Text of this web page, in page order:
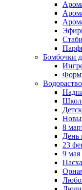
Бомбочки
8
День
23
9 мая
Пасха